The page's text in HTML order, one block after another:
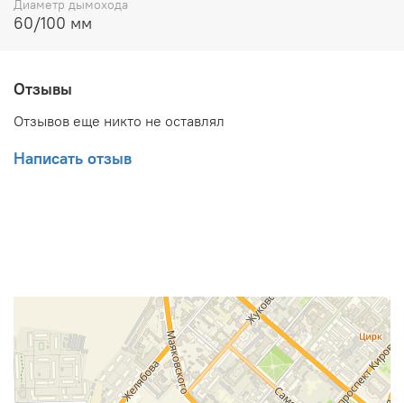
Диаметр дымохода
60/100 мм
Отзывы
Отзывов еще никто не оставлял
Написать отзыв